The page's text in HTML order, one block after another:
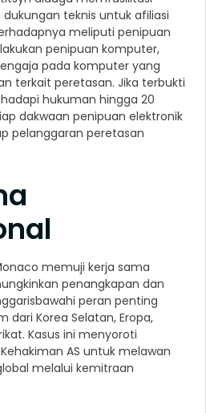
teknis untuk afiliasi
meliputi penipuan
penipuan komputer,
pada komputer yang
terkait peretasan. Jika terbukti
hukuman hingga 20
dakwaan penipuan elektronik
pelanggaran peretasan
memuji kerja sama
penangkapan dan
peran penting
dari Korea Selatan, Eropa,
Kasus ini menyoroti
AS untuk melawan
melalui kemitraan